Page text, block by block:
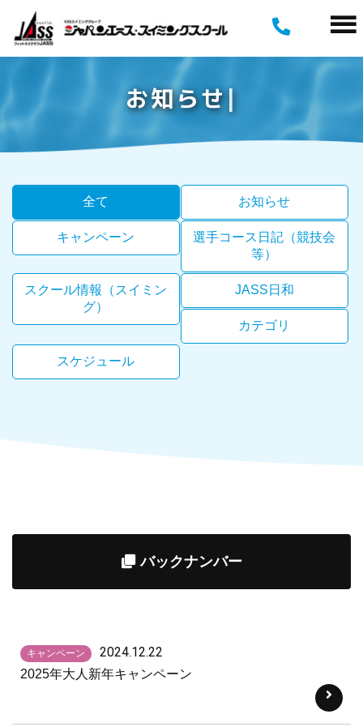
お知らせ
全て お知らせ
キャンペーン
選手コース日記（競技会
等）
スクール情報（スイミン
グ）
JASS日和
カテゴリ
スケジュール
バックナンバー
キャンペーン 2024.12.22
2025年大人新年キャンペーン